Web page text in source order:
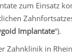
zum Einsatz
Implantate“).
Zahnklinik in